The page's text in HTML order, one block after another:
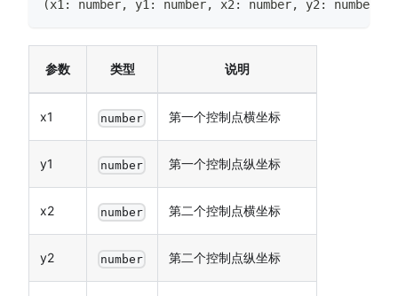
(x1: number, y1: number, x2: number, y2: number
参数 类型 说明
x1 number 第一个控制点横坐标
y1 number 第一个控制点纵坐标
x2 number 第二个控制点横坐标
y2 number 第二个控制点纵坐标